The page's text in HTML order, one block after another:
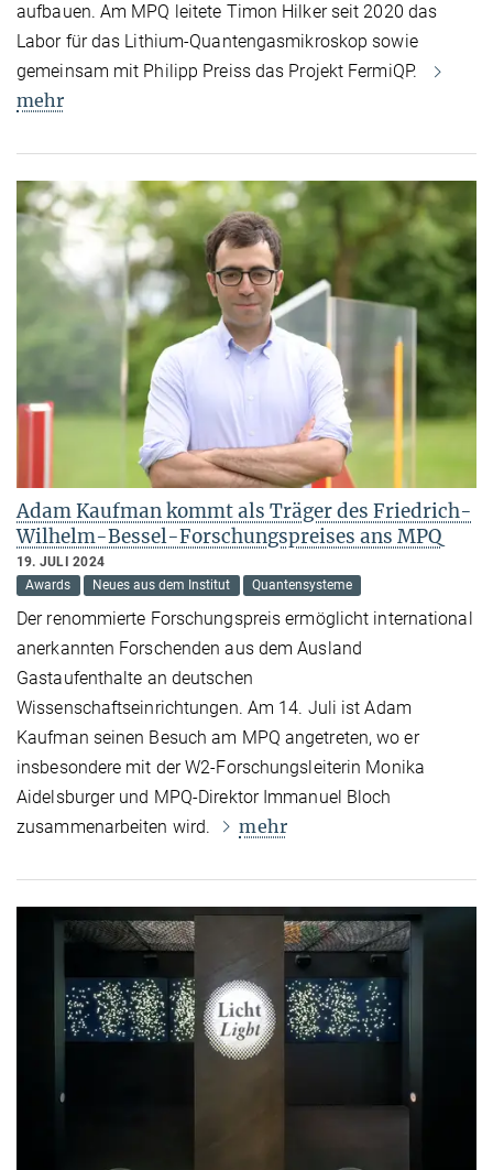
aufbauen. Am MPQ leitete Timon Hilker seit 2020 das
Labor für das Lithium-Quantengasmikroskop sowie
gemeinsam mit Philipp Preiss das Projekt FermiQP.
mehr
Adam Kaufman kommt als Träger des Friedrich-
Wilhelm-Bessel-Forschungspreises ans MPQ
19. JULI 2024
Awards
Neues aus dem Institut Quantensysteme
Der renommierte Forschungspreis ermöglicht international
anerkannten Forschenden aus dem Ausland
Gastaufenthalte an deutschen
Wissenschaftseinrichtungen. Am 14. Juli ist Adam
Kaufman seinen Besuch am MPQ angetreten, wo er
insbesondere mit der W2-Forschungsleiterin Monika
Aidelsburger und MPQ-Direktor Immanuel Bloch
zusammenarbeiten wird.
mehr